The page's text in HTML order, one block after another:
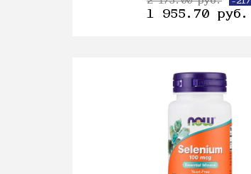
-217
1 955.70 руб.